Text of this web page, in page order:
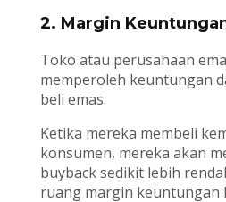
2. Margin
Toko atau perusahaan
memperoleh keuntungan
beli emas.
Ketika mereka membeli
konsumen, mereka akan
buyback sedikit lebih
ruang margin keuntungan